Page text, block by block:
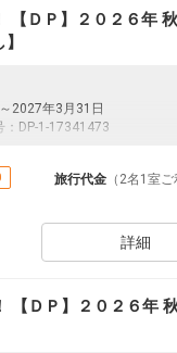
【ＤＰ】２０２６年
2027年3月31日
：DP-1-17341473
旅行代金 （2名1室
詳細
【ＤＰ】２０２６年